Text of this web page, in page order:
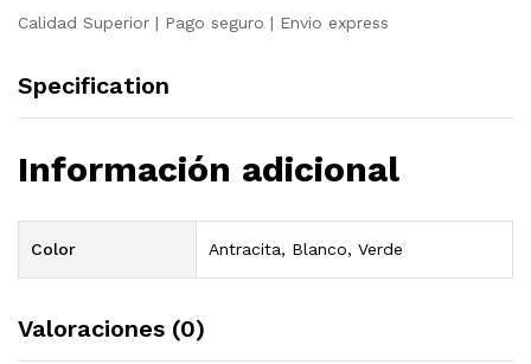
Calidad Superior | Pago seguro | Envio express
Specification
Información adicional
Color Antracita, Blanco, Verde
Valoraciones (0)